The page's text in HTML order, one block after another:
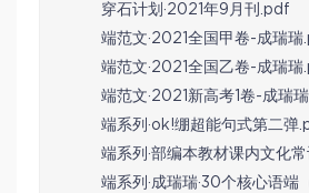
穿石计划·2021年9月刊.pdf
端范文·2021全国甲卷-成瑞瑞
端范文·2021全国乙卷-成瑞瑞
端范文·2021新高考1卷-成瑞
端系列·ok!绷超能句式第二弹
端系列·部编本教材课内文化
端系列·成瑞瑞·30个核心语端